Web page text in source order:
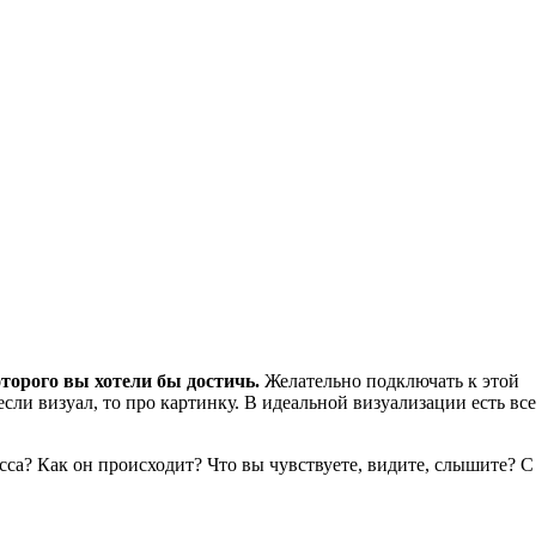
вы хотели бы достичь. Желательно подключать к этой
визуал, то про картинку. В идеальной визуализации есть все
Как он происходит? Что вы чувствуете, видите, слышите? С